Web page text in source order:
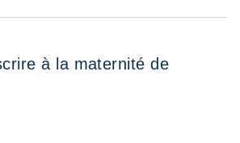
à la maternité de